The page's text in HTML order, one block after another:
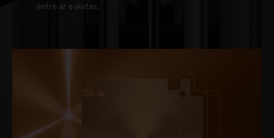
entre ar e aletas.